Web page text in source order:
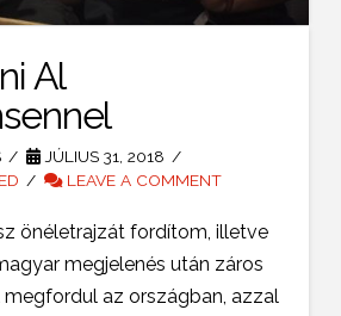
Al
JÚLIUS 31, 2018
LEAVE A COMMENT
önéletrajzát fordítom, illetve
megjelenés után záros
megfordul az országban, azzal